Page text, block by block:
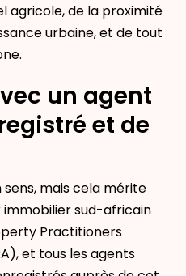
agricole, de la proximité
urbaine, et de tout
un agent
et de
mais cela mérite
immobilier sud-africain
Practitioners
et tous les agents